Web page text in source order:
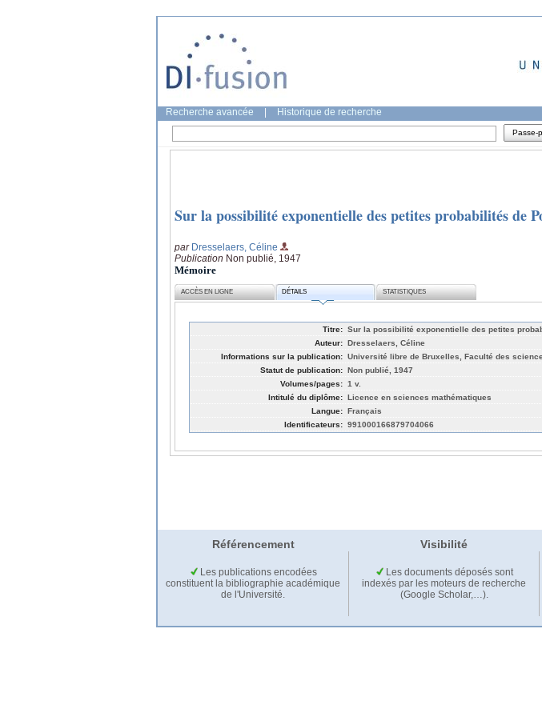
Recherche avancée Historique de recherche
Passe-
Sur la possibilité exponentielle des petites probabilités de
par Dresselaers, Céline
Publication Non publié, 1947
Mémoire
ACCÈS EN LIGNE DÉTAILS STATISTIQUES
Titre: Sur la possibilité exponentielle des petites
Auteur: Dresselaers, Céline
Informations sur la publication: Université libre de Bruxelles, Faculté des
Statut de publication: Non publié, 1947
Volumes/pages: 1 v.
Intitulé du diplôme: Licence en sciences mathématiques
Langue: Français
Identificateurs: 991000166879704066
Référencement Visibilité
Les publications encodées
constituent la bibliographie académique
de l'Université.
Les documents déposés sont
indexés par les moteurs de recherche
(Google Scholar,…).